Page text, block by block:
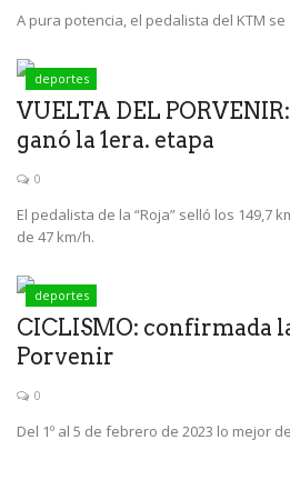
A pura potencia, el pedalista del KTM
deportes
VUELTA DEL
ganó la 1era. etapa
0
El pedalista de la “Roja” selló los 149,7
de 47 km/h.
deportes
CICLISMO: confirmada
Porvenir
0
Del 1º al 5 de febrero de 2023 lo mejor